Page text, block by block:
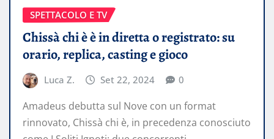
SPETTACOLO E TV
Chissà chi è è in diretta o registrato: su
orario, replica, casting e gioco
Luca Z. Set 22, 2024 0
Amadeus debutta sul Nove con un format
rinnovato, Chissà chi è, in precedenza conosciuto